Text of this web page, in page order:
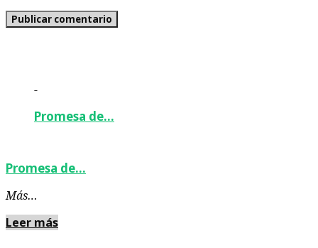
-
Promesa de…
Promesa de…
Más…
Leer más